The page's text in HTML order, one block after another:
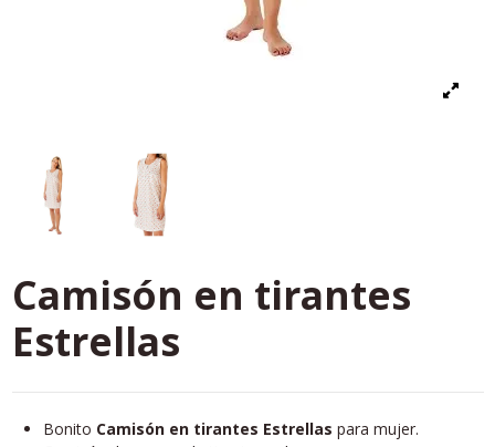
Camisón en tirantes
Estrellas
Bonito Camisón en tirantes Estrellas para mujer.